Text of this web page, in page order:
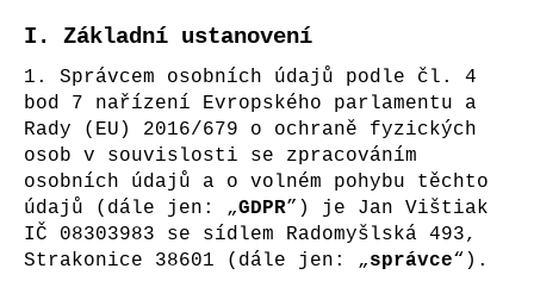
I. Základní ustanovení
1. Správcem osobních údajů podle čl. 4
bod 7 nařízení Evropského parlamentu a
Rady (EU) 2016/679 o ochraně fyzických
osob v souvislosti se zpracováním
osobních údajů a o volném pohybu těchto
údajů (dále jen: „GDPR”) je Jan Vištiak
IČ 08303983 se sídlem Radomyšlská 493,
Strakonice 38601 (dále jen: „správce“).
o
t
ř
e
b
u
j
e
t